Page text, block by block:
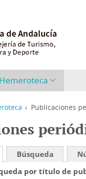
Hemeroteca
› Publicaciones
Búsqueda
por título de